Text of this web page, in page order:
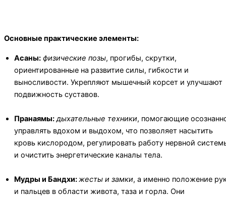
Основные практические элементы:
Асаны: физические позы, прогибы, скрутки,
ориентированные на развитие силы, гибкости и
выносливости. Укрепляют мышечный корсет и улучшают
подвижность суставов.
Пранаямы:дыхательные техники, помогающие
управлять вдохом и выдохом, что позволяет насытить
кровь кислородом, регулировать работу нервной
и очистить энергетические каналы тела.
Мудры и Бандхи:жесты и замки, а именно положение
и пальцев в области живота, таза и горла. Они